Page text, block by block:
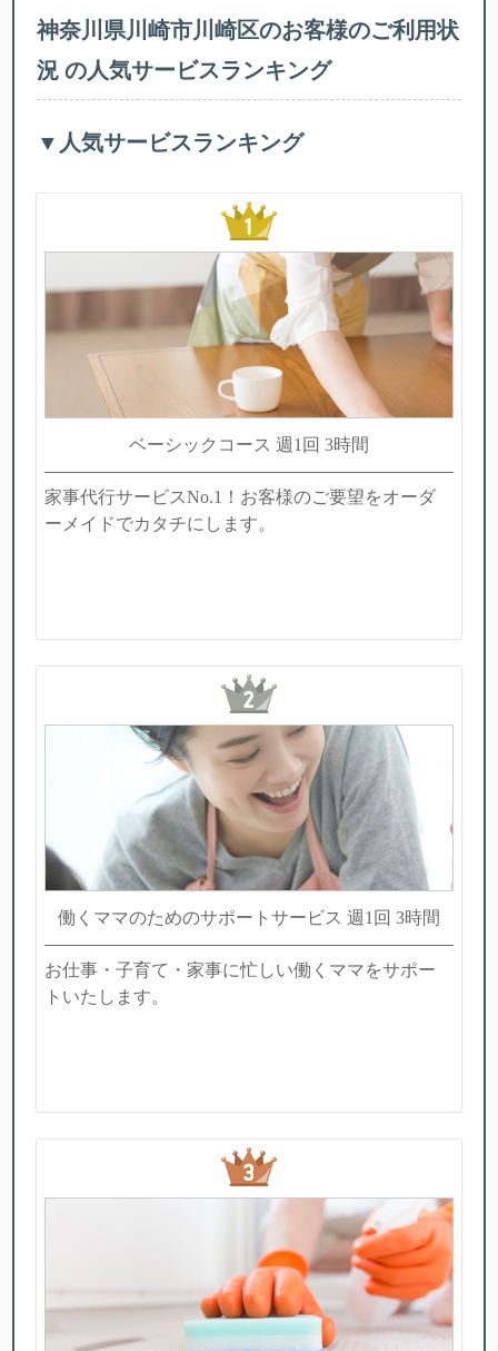
神奈川県川崎市川崎区のお客様のご利用状
況 の人気サービスランキング
▼人気サービスランキング
ベーシックコース 週1回 3時間
家事代行サービスNo.1！お客様のご要望をオーダ
ーメイドでカタチにします。
働くママのためのサポートサービス 週1回 3時間
お仕事・子育て・家事に忙しい働くママをサポー
トいたします。